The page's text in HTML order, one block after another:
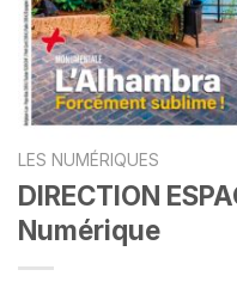
LES NUMÉRIQUES
DIRECTION
Numérique